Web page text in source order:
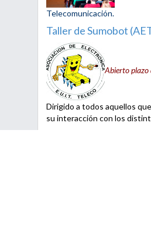
Telecomunicación.
Taller de Sumobot
Abierto plazo
Dirigido a todos aquellos
su interacción con los